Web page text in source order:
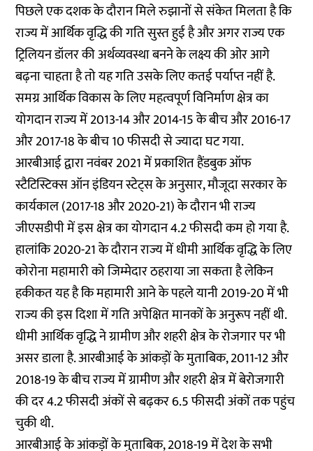
पिछले एक दशक के दौरान मिले रुझानों से संकेत मिलता है कि
राज्य में आर्थिक वृद्धि की गति सुस्त हुई है और अगर राज्य एक
ट्रिलियन डॉलर की अर्थव्यवस्था बनने के लक्ष्य की ओर आगे
बढ़ना चाहता है तो यह गति उसके लिए कतई पर्याप्त नहीं है.
समग्र आर्थिक विकास के लिए महत्वपूर्ण विनिर्माण क्षेत्र का
योगदान राज्य में 2013-14 और 2014-15 के बीच और 2016-17
और 2017-18 के बीच 10 फीसदी से ज्यादा घट गया.
आरबीआई द्वारा नवंबर 2021 में प्रकाशित हैंडबुक ऑफ
स्टैटिस्टिक्स ऑन इंडियन स्टेट्स के अनुसार, मौजूदा सरकार के
कार्यकाल (2017-18 और 2020-21) के दौरान भी राज्य
जीएसडीपी में इस क्षेत्र का योगदान 4.2 फीसदी कम हो गया है.
हालांकि 2020-21 के दौरान राज्य में धीमी आर्थिक वृद्धि के लिए
कोरोना महामारी को जिम्मेदार ठहराया जा सकता है लेकिन
हकीकत यह है कि महामारी आने के पहले यानी 2019-20 में भी
राज्य की इस दिशा में गति अपेक्षित मानकों के अनुरूप नहीं थी.
धीमी आर्थिक वृद्धि ने ग्रामीण और शहरी क्षेत्र के रोजगार पर भी
असर डाला है. आरबीआई के आंकड़ों के मुताबिक, 2011-12 और
2018-19 के बीच राज्य में ग्रामीण और शहरी क्षेत्र में बेरोजगारी
की दर 4.2 फीसदी अंकों से बढ़कर 6.5 फीसदी अंकों तक पहुंच
चुकी थी.
आरबीआई के आंकड़ों के मुताबिक, 2018-19 में देश के सभी